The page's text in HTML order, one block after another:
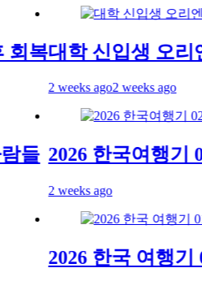
대학 신입생 오리엔
2 weeks ago2 weeks ago
2026 한국여행기 02:
2 weeks ago
2026 한국 여행기